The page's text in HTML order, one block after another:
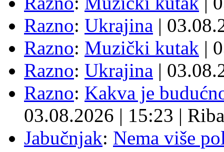
Razno: Ukrajina |
Razno: Muzički kutak |
Razno: Ukrajina |
Razno: Kakva je
03.08.2026 | 15:23 | Riba
Jabučnjak: Nema više